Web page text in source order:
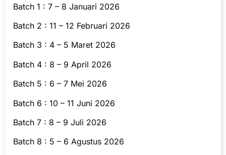
Batch 1 : 7 – 8 Januari 2026
Batch 2 : 11 – 12 Februari 2026
Batch 3 : 4 – 5 Maret 2026
Batch 4 : 8 – 9 April 2026
Batch 5 : 6 – 7 Mei 2026
Batch 6 : 10 – 11 Juni 2026
Batch 7 : 8 – 9 Juli 2026
Batch 8 : 5 – 6 Agustus 2026